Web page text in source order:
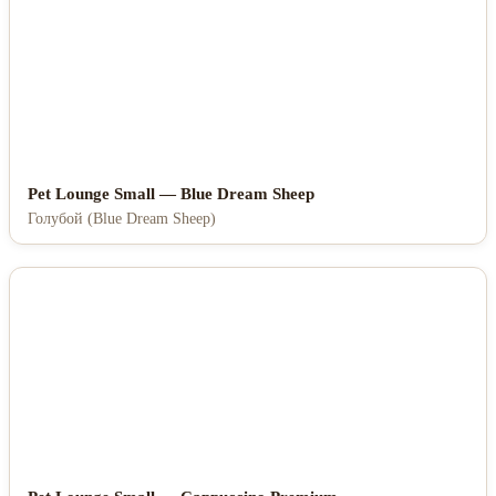
Pet Lounge Small — Blue Dream Sheep
Голубой (Blue Dream Sheep)